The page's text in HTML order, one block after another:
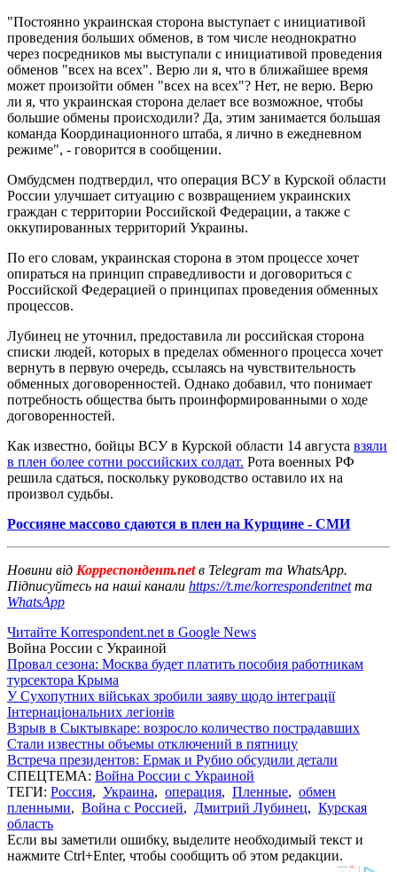
"Постоянно украинская сторона выступает с инициативой
проведения больших обменов, в том числе неоднократно
через посредников мы выступали с инициативой проведения
обменов "всех на всех". Верю ли я, что в ближайшее время
может произойти обмен "всех на всех"? Нет, не верю. Верю
ли я, что украинская сторона делает все возможное, чтобы
большие обмены происходили? Да, этим занимается большая
команда Координационного штаба, я лично в ежедневном
режиме", - говорится в сообщении.
Омбудсмен подтвердил, что операция ВСУ в Курской области
России улучшает ситуацию с возвращением украинских
граждан с территории Российской Федерации, а также с
оккупированных территорий Украины.
По его словам, украинская сторона в этом процессе хочет
опираться на принцип справедливости и договориться с
Российской Федерацией о принципах проведения обменных
процессов.
Лубинец не уточнил, предоставила ли российская сторона
списки людей, которых в пределах обменного процесса хочет
вернуть в первую очередь, ссылаясь на чувствительность
обменных договоренностей. Однако добавил, что понимает
потребность общества быть проинформированными о ходе
договоренностей.
Как известно, бойцы ВСУ в Курской области 14 августа взяли
в плен более сотни российских солдат. Рота военных РФ
решила сдаться, поскольку руководство оставило их на
произвол судьбы.
Россияне массово сдаются в плен на Курщине - СМИ
Новини від Корреспондент.netв Telegram та WhatsApp.
Підписуйтесь на наші канали https://t.me/korrespondentnetта
WhatsApp
Читайте Korrespondent.net в Google News
Война России с Украиной
Провал сезона: Москва будет платить пособия работникам
турсектора Крыма
У Сухопутних військах зробили заяву щодо інтеграції
Інтернаціональних легіонів
Взрыв в Сыктывкаре: возросло количество пострадавших
Стали известны объемы отключений в пятницу
Встреча президентов: Ермак и Рубио обсудили детали
СПЕЦТЕМА: Война России с Украиной
ТЕГИ: Россия, Украина, операция, Пленные, обмен
пленными, Война с Россией, Дмитрий Лубинец, Курская
область
Если вы заметили ошибку, выделите необходимый текст и
нажмите Ctrl+Enter, чтобы сообщить об этом редакции.